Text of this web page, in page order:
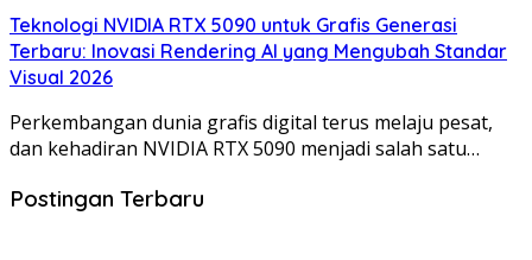
Teknologi NVIDIA RTX 5090 untuk Grafis Generasi
Terbaru: Inovasi Rendering AI yang Mengubah Standar
Visual 2026
Perkembangan dunia grafis digital terus melaju pesat,
dan kehadiran NVIDIA RTX 5090 menjadi salah satu…
Postingan Terbaru